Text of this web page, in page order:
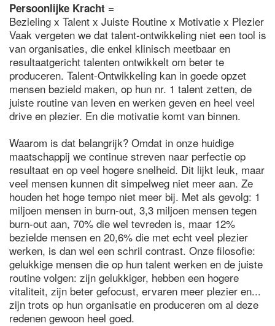
Persoonlijke Kracht =
Bezieling x Talent x Juiste Routine x Motivatie x Plezier
Vaak vergeten we dat talent-ontwikkeling niet een tool is
van organisaties, die enkel klinisch meetbaar en
resultaatgericht talenten ontwikkelt om beter te
produceren. Talent-Ontwikkeling kan in goede opzet
mensen bezield maken, op hun nr. 1 talent zetten, de
juiste routine van leven en werken geven en heel veel
drive en plezier. En die motivatie komt van binnen.
Waarom is dat belangrijk? Omdat in onze huidige
maatschappij we continue streven naar perfectie op
resultaat en op veel hogere snelheid. Dit lijkt leuk, maar
veel mensen kunnen dit simpelweg niet meer aan. Ze
houden het hoge tempo niet meer bij. Met als gevolg: 1
miljoen mensen in burn-out, 3,3 miljoen mensen tegen
burn-out aan, 70% die wel tevreden is, maar 12%
bezielde mensen en 20,6% die met echt veel plezier
werken, is dan wel een schril contrast. Onze filosofie:
gelukkige mensen die op hun talent werken en de juiste
routine volgen: zijn gelukkiger, hebben een hogere
vitaliteit, zijn beter gefocust, ervaren meer plezier en...
zijn trots op hun organisatie en produceren om al deze
redenen gewoon heel goed.